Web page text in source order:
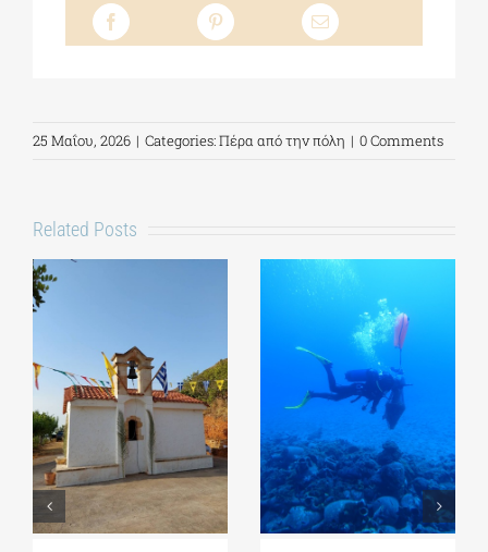
25 Μαΐου, 2026 | Categories:Πέρα από την πόλη | 0 Comments
Related Posts